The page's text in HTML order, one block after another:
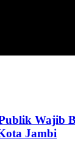
Wajib
Jambi